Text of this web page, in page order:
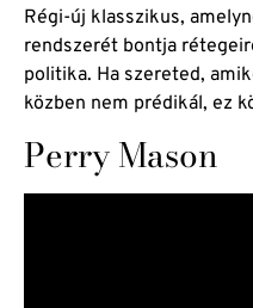
Régi-új klasszikus,
rendszerét bontja
politika. Ha szereted,
közben nem prédikál, ez
Perry Mason